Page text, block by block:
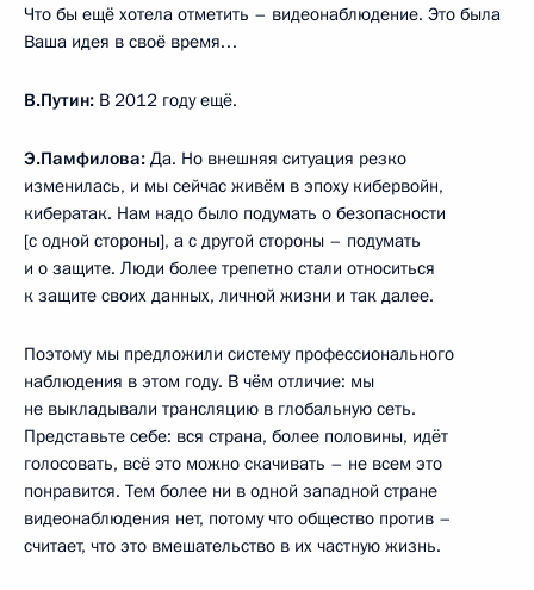
Что бы ещё хотела отметить – видеонаблюдение. Это была
Ваша идея в своё время…
В.Путин: В 2012 году ещё.
Э.Памфилова: Да. Но внешняя ситуация резко
изменилась, и мы сейчас живём в эпоху кибервойн,
кибератак. Нам надо было подумать о безопасности
[с одной стороны], а с другой стороны – подумать
и о защите. Люди более трепетно стали относиться
к защите своих данных, личной жизни и так далее.
Поэтому мы предложили систему профессионального
наблюдения в этом году. В чём отличие: мы
не выкладывали трансляцию в глобальную сеть.
Представьте себе: вся страна, более половины, идёт
голосовать, всё это можно скачивать – не всем это
понравится. Тем более ни в одной западной стране
видеонаблюдения нет, потому что общество против –
считает, что это вмешательство в их частную жизнь.